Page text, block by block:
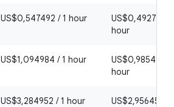
US$0,547492 / 1 hour
US$0,4927428
hour
US$1,094984 / 1 hour
US$0,9854856
hour
US$3,284952 / 1 hour
US$2,9564568